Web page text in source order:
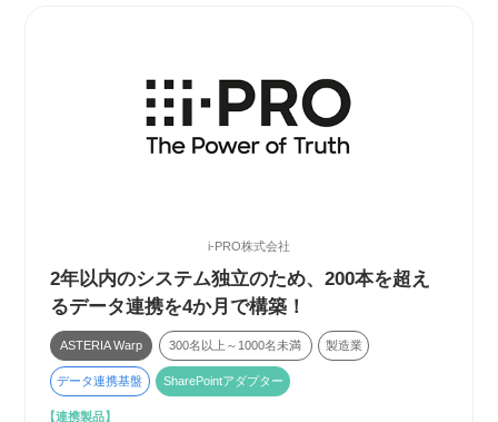
i-PRO株式会社
2年以内のシステム独立のため、200本を超え
るデータ連携を4か月で構築！
ASTERIA Warp 300名以上～1000名未満 製造業
データ連携基盤 SharePointアダプター
【連携製品】